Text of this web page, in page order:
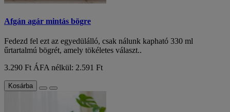
Afgán agár mintás bögre
Fedezd fel ezt az egyedülálló, csak nálunk kapható 330 ml
űrtartalmú bögrét, amely tökéletes választ..
3.290 Ft ÁFA nélkül: 2.591 Ft
Kosárba